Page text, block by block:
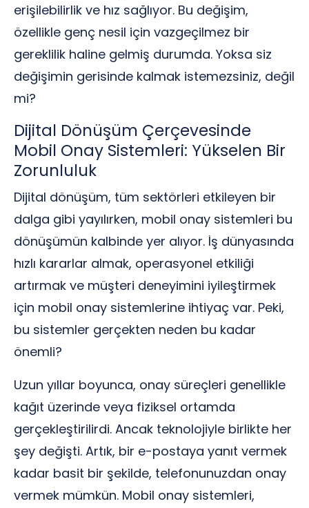
erişilebilirlik ve hız sağlıyor. Bu değişim,
özellikle genç nesil için vazgeçilmez bir
gereklilik haline gelmiş durumda. Yoksa siz
değişimin gerisinde kalmak istemezsiniz, değil
mi?
Dijital Dönüşüm Çerçevesinde
Mobil Onay Sistemleri: Yükselen Bir
Zorunluluk
Dijital dönüşüm, tüm sektörleri etkileyen bir
dalga gibi yayılırken, mobil onay sistemleri bu
dönüşümün kalbinde yer alıyor. İş dünyasında
hızlı kararlar almak, operasyonel etkiliği
artırmak ve müşteri deneyimini iyileştirmek
için mobil onay sistemlerine ihtiyaç var. Peki,
bu sistemler gerçekten neden bu kadar
önemli?
Uzun yıllar boyunca, onay süreçleri genellikle
kağıt üzerinde veya fiziksel ortamda
gerçekleştirilirdi. Ancak teknolojiyle birlikte her
şey değişti. Artık, bir e-postaya yanıt vermek
kadar basit bir şekilde, telefonunuzdan onay
vermek mümkün. Mobil onay sistemleri,